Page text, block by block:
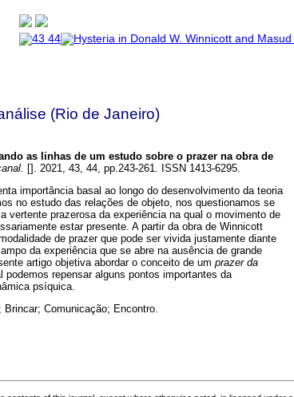
(Rio de Janeiro)
as linhas de um estudo sobre o prazer na obra de
[]. 2021, 43, 44, pp.243-261. ISSN 1413-6295.
importância basal ao longo do desenvolvimento da teoria
no estudo das relações de objeto, nos questionamos se
vertente prazerosa da experiência na qual o movimento de
estar presente. A partir da obra de Winnicott
de prazer que pode ser vivida justamente diante
da experiência que se abre na ausência de grande
artigo objetiva abordar o conceito de um prazer da
podemos repensar alguns pontos importantes da
psíquica.
Comunicação; Encontro.